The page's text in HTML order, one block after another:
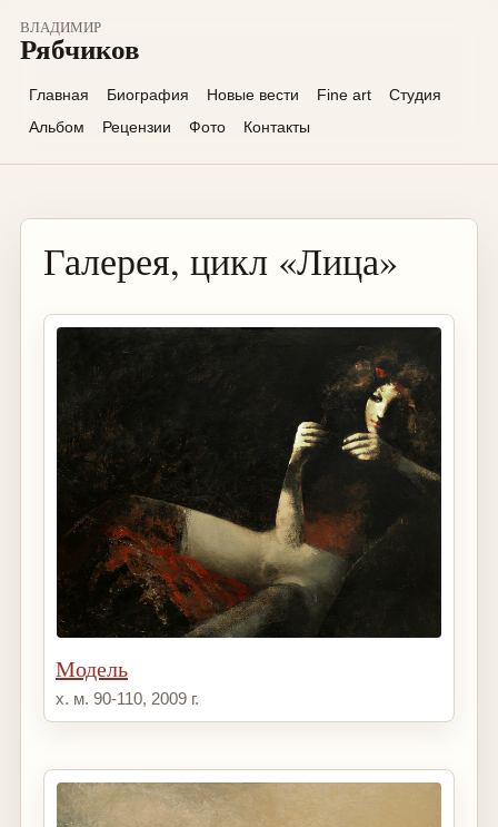
ВЛАДИМИР
Рябчиков
Главная Биография Новые вести Fine art
Студия
Альбом
Рецензии Фото Контакты
Галерея, цикл «Лица»
Модель
х. м. 90-110, 2009 г.